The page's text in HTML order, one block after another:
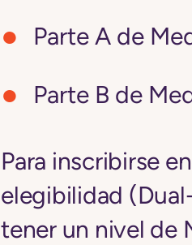
Parte A de
Parte B de
Para inscribirse
elegibilidad
tener un nivel de